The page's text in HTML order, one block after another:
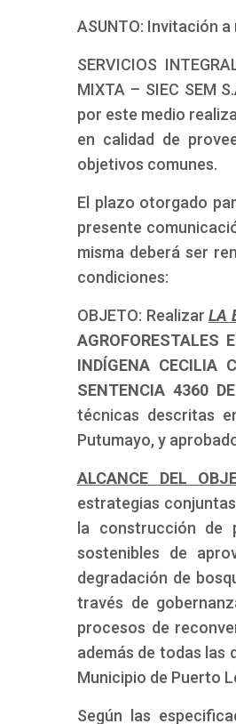
ASUNTO: Invitación
SERVICIOS
MIXTA – SIEC SEM
por este medio
en calidad de
objetivos comunes.
El plazo otorgado
presente
misma deberá ser
condiciones:
OBJETO: RealizarLA
AGROFORESTALES
INDÍGENA CECILIA
SENTENCIA 4360
técnicas descritas
Putumayo, y
ALCANCE DEL
estrategias
la construcción de
sostenibles de
degradación de
través de
procesos de
además de todas las
Municipio de Puerto
Según las